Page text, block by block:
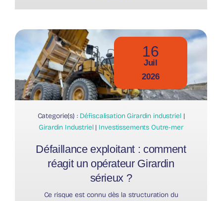
16
Juil
2026
Categorie(s) : Défiscalisation Girardin industriel|
Girardin Industriel| Investissements Outre-mer
Défaillance exploitant : comment
réagit un opérateur Girardin
sérieux ?
Ce risque est connu dès la structuration du